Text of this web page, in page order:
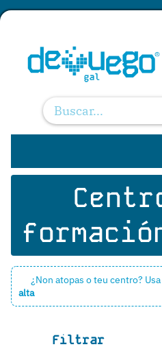
¿Non atopas o teu centro?
alta
Filtrar